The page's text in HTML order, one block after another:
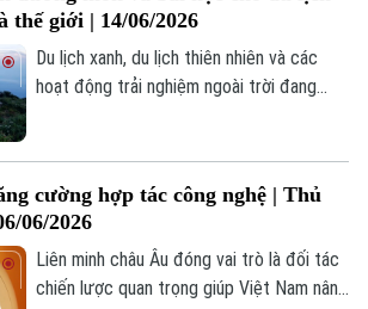
thế giới | 14/06/2026
Du lịch xanh, du lịch thiên nhiên và các
hoạt động trải nghiệm ngoài trời đang
cho tới những cung đường leo núi –
trekking… ngày càng nhiều du khách tìm
đến thiên nhiên để khám phá và trải
nghiệm.
cường hợp tác công nghệ | Thủ
06/2026
Liên minh châu Âu đóng vai trò là đối tác
chiến lược quan trọng giúp Việt Nam nâng